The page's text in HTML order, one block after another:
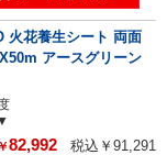
火花養生シート 両面
アースグリーン
￥82,992 税込￥91,291